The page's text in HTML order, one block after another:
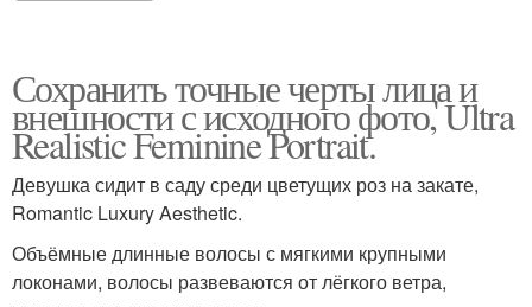
Сохранить точные черты лица и
внешности с исходного фото, Ultra
Realistic Feminine Portrait.
Девушка сидит в саду среди цветущих роз на закате,
Romantic Luxury Aesthetic.
Объёмные длинные волосы с мягкими крупными
локонами, волосы развеваются от лёгкого ветра,